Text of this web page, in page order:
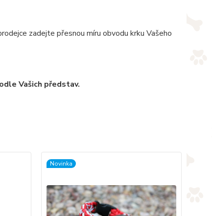
zadejte přesnou míru obvodu krku Vašeho
Vašich představ.
Novinka